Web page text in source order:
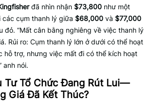
đã nhìn nhận $73,800 như một
cụm thanh lý giữa $68,000 và $77,000
đỏ. “Mất cân bằng nghiêng về việc thanh lý
Rủi ro: Cụm thanh lý lớn ở dưới có thể hoạt
hỗ trợ, nhưng việc mất đi có thể kích hoạt
anh nói.
Tư Tổ Chức Đang Rút Lui—
Giá Đã Kết Thúc?